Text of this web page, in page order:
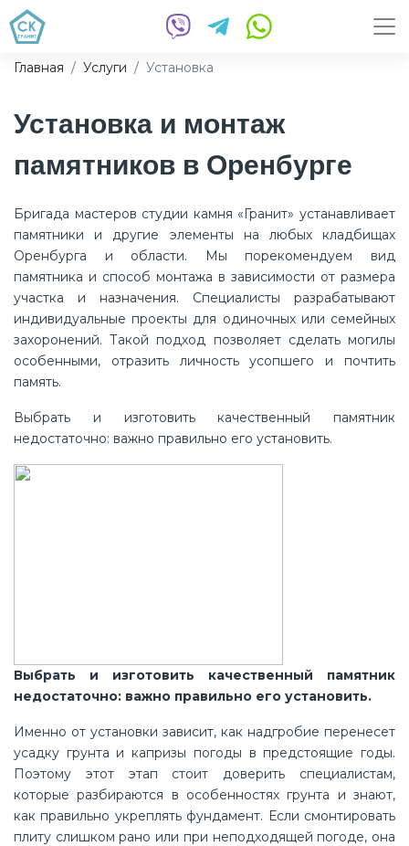
Главная Услуги Установка
Установка и монтаж
памятников в Оренбурге
Бригада мастеров студии камня «Гранит» устанавливает
памятники и другие элементы на любых кладбищах
Оренбурга и области. Мы порекомендуем вид
памятника и способ монтажа в зависимости от размера
участка и назначения. Специалисты разрабатывают
индивидуальные проекты для одиночных или семейных
захоронений. Такой подход позволяет сделать могилы
особенными, отразить личность усопшего и почтить
память.
Выбрать и изготовить качественный памятник
недостаточно: важно правильно его установить.
Выбрать и изготовить качественный памятник
недостаточно: важно правильно его установить.
Именно от установки зависит, как надгробие перенесет
усадку грунта и капризы погоды в предстоящие годы.
Поэтому этот этап стоит доверить специалистам,
которые разбираются в особенностях грунта и знают,
как правильно укреплять фундамент. Если смонтировать
плиту слишком рано или при неподходящей погоде, она